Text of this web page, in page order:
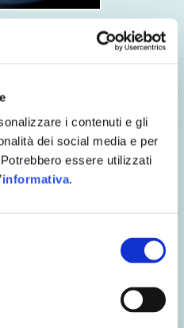
i contenuti e gli
dei social media e per
essere utilizzati
informativa.
di brie e Salmone Selvaggio